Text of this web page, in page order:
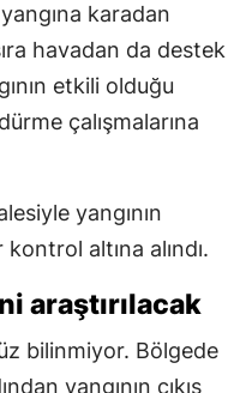
karadan
havadan da destek
etkili olduğu
çalışmalarına
yangının
altına alındı.
araştırılacak
bilinmiyor. Bölgede
yangının çıkış